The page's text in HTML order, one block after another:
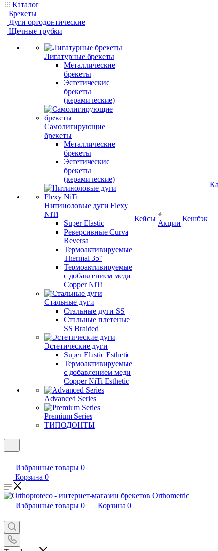
Каталог
Брекеты
Дуги ортодонтические
Щечные трубки
Лигатурные брекеты
Металлические
брекеты
Эстетические
брекеты
(керамические)
Самолигирующие
брекеты
Металлические
брекеты
Эстетические
брекеты
(керамические)
Нитиноловые дуги Flexy
NiTi
Super Elastic
Реверсивные Curva
Reversa
Термоактивируемые
Thermal 35°
Термоактивируемые
с добавлением меди
Copper NiTi
Стальные дуги
Стальные дуги SS
Стальные плетеные
SS Braided
Эстетические дуги
Super Elastic Esthetic
Термоактивируемые
с добавлением меди
Copper NiTi Esthetic
Advanced Series
Premium Series
ТИПОДОНТЫ
Кейсы
Акции
Кешбэк
Избранные товары 0
Корзина 0
Избранные товары 0 Корзина 0